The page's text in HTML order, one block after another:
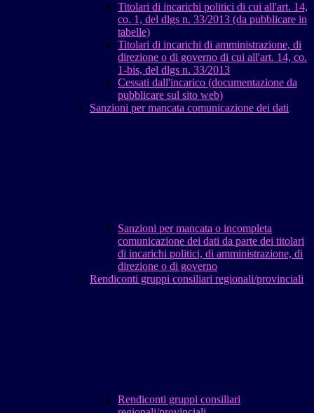
Titolari di incarichi politici di cui all'art. 14,
co. 1, del dlgs n. 33/2013 (da pubblicare in
tabelle)
Titolari di incarichi di amministrazione, di
direzione o di governo di cui all'art. 14, co.
1-bis, del dlgs n. 33/2013
Cessati dall'incarico (documentazione da
pubblicare sul sito web)
Sanzioni per mancata comunicazione dei dati
Sanzioni per mancata o incompleta
comunicazione dei dati da parte dei titolari
di incarichi politici, di amministrazione, di
direzione o di governo
Rendiconti gruppi consiliari regionali/provinciali
Rendiconti gruppi consiliari